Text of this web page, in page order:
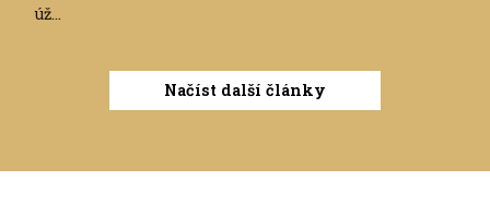
úž...
Načíst další články